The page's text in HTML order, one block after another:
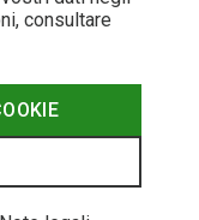
consultare
Shop